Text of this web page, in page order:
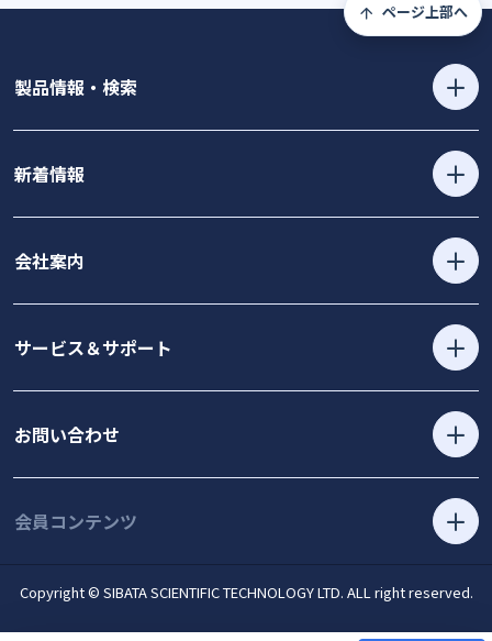
ページ上部へ
製品情報・検索
新着情報
会社案内
サービス＆サポート
お問い合わせ
会員コンテンツ
Copyright © SIBATA SCIENTIFIC TECHNOLOGY LTD. ALL right reserved.